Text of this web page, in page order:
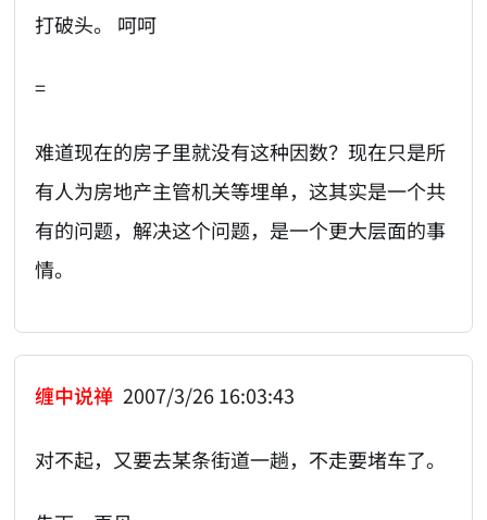
打破头。 呵呵
=
难道现在的房子里就没有这种因数？现在只是所
有人为房地产主管机关等埋单，这其实是一个共
有的问题，解决这个问题，是一个更大层面的事
情。
缠中说禅 2007/3/26 16:03:43
对不起，又要去某条街道一趟，不走要堵车了。